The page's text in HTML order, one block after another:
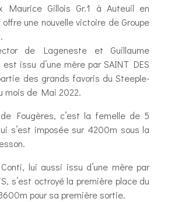
Maurice Gillois Gr.1 à Auteuil en
une nouvelle victoire de Groupe
de Lageneste et Guillaume
est issu d’une mère par SAINT DES
des grands favoris du Steeple-
mois de Mai 2022.
de Fougères, c’est la femelle de 5
s’est imposée sur 4200m sous la
lui aussi issu d’une mère par
s’est octroyé la première place du
pour sa première sortie.